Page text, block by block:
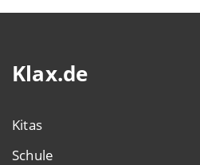
Klax.de
Kitas
Schule